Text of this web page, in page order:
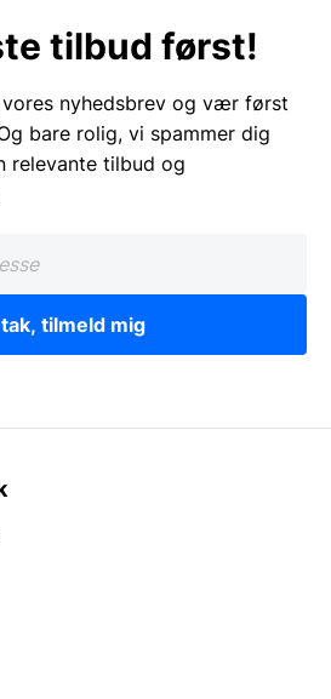
tilbud først!
nyhedsbrev og vær først
bare rolig, vi spammer dig
relevante tilbud og
tilmeld mig